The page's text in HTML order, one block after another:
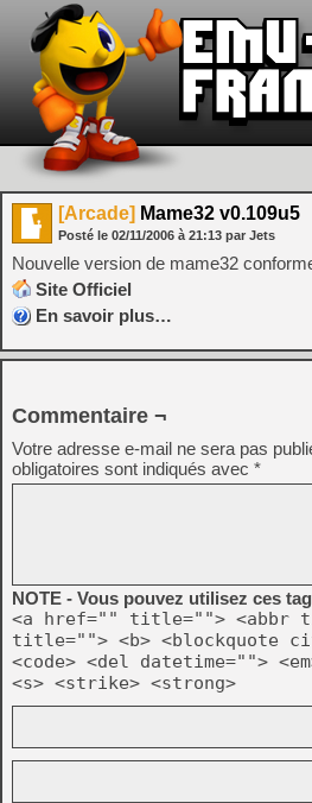
[Arcade] Mame32 v0.109u5
Posté le 02/11/2006 à 21:13 par Jets
Nouvelle version de mame32
Site Officiel
En savoir plus…
Commentaire ¬
Votre adresse e-mail ne sera pas
obligatoires sont indiqués avec *
NOTE - Vous pouvez utilisez ces
<a href="" title=""> <abbr
title=""> <b> <blockquote
<code> <del datetime="">
<s> <strike> <strong>